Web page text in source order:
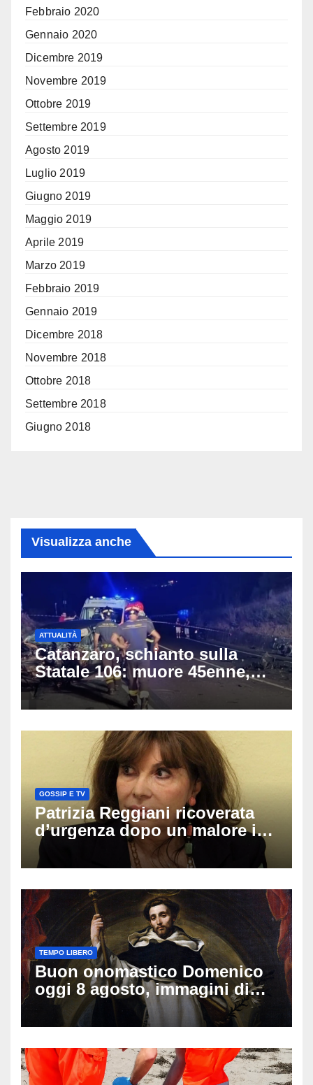
Febbraio 2020
Gennaio 2020
Dicembre 2019
Novembre 2019
Ottobre 2019
Settembre 2019
Agosto 2019
Luglio 2019
Giugno 2019
Maggio 2019
Aprile 2019
Marzo 2019
Febbraio 2019
Gennaio 2019
Dicembre 2018
Novembre 2018
Ottobre 2018
Settembre 2018
Giugno 2018
Visualizza anche
ATTUALITÀ
Catanzaro, schianto sulla
Statale 106: muore 45enne,
coinvolti un’auto, un suv e
una moto
GOSSIP E TV
Patrizia Reggiani ricoverata
d’urgenza dopo un malore in
vacanza: come sta oggi l’ex
Lady Gucci
TEMPO LIBERO
Buon onomastico Domenico
oggi 8 agosto, immagini di
auguri da condividere